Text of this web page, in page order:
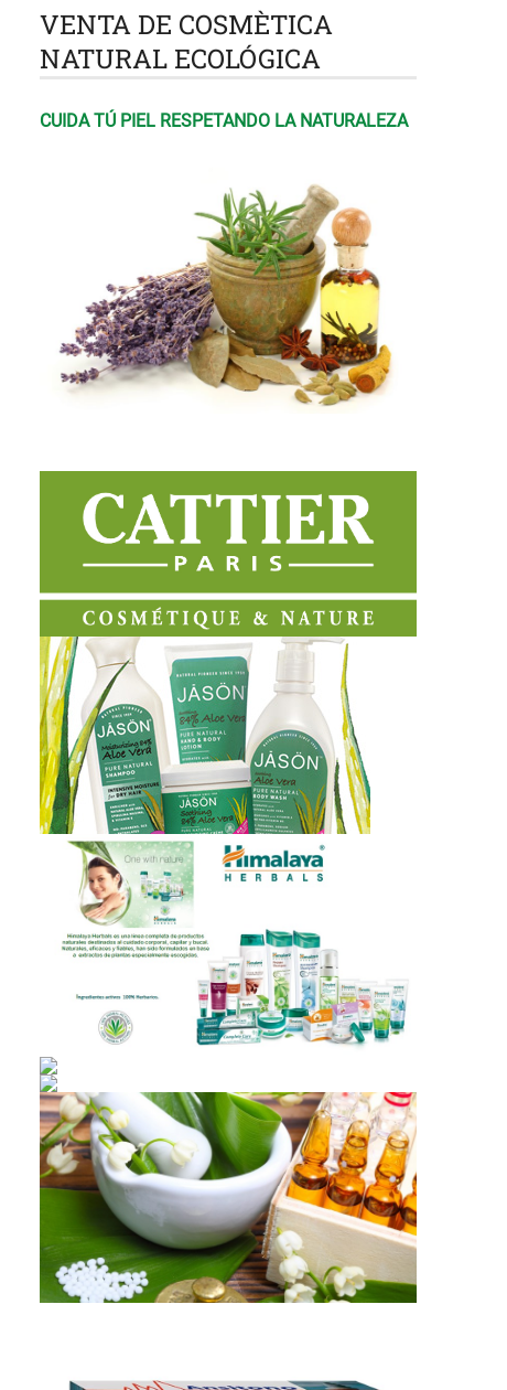
VENTA DE COSMÈTICA
NATURAL ECOLÓGICA
CUIDA TÚ PIEL RESPETANDO LA NATURALEZA